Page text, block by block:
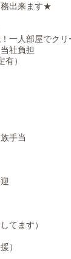
出来ます★
一人部屋でクリ
社負担
有）
手当
てます）
）